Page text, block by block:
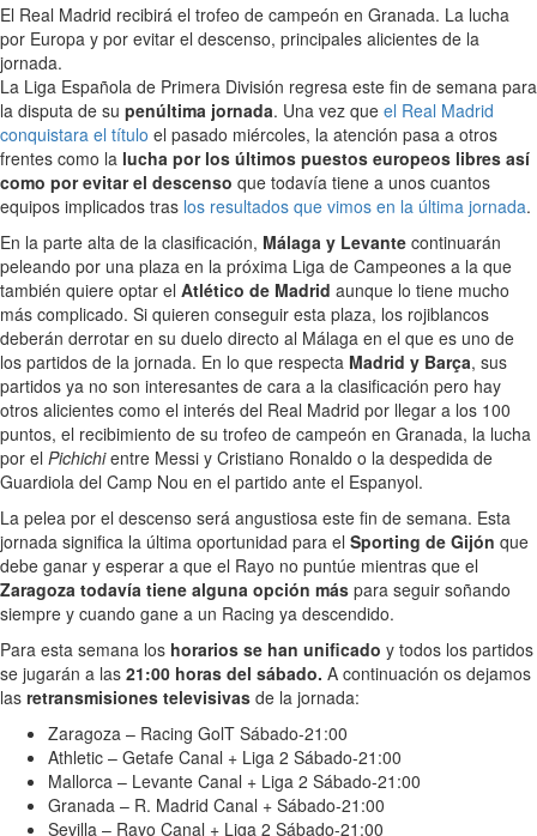
El Real Madrid recibirá el trofeo de campeón en Granada. La lucha
por Europa y por evitar el descenso, principales alicientes de la
jornada.
La Liga Española de Primera División regresa este fin de semana para
la disputa de su penúltima jornada. Una vez que el Real Madrid
conquistara el título el pasado miércoles, la atención pasa a otros
frentes como la lucha por los últimos puestos europeos libres así
como por evitar el descenso que todavía tiene a unos cuantos
equipos implicados tras los resultados que vimos en la última jornada.
En la parte alta de la clasificación, Málaga y Levante continuarán
peleando por una plaza en la próxima Liga de Campeones a la que
también quiere optar el Atlético de Madrid aunque lo tiene mucho
más complicado. Si quieren conseguir esta plaza, los rojiblancos
deberán derrotar en su duelo directo al Málaga en el que es uno de
los partidos de la jornada. En lo que respecta Madrid y Barça, sus
partidos ya no son interesantes de cara a la clasificación pero hay
otros alicientes como el interés del Real Madrid por llegar a los 100
puntos, el recibimiento de su trofeo de campeón en Granada, la lucha
por el Pichichientre Messi y Cristiano Ronaldo o la despedida de
Guardiola del Camp Nou en el partido ante el Espanyol.
La pelea por el descenso será angustiosa este fin de semana. Esta
jornada significa la última oportunidad para el Sporting de Gijón que
debe ganar y esperar a que el Rayo no puntúe mientras que el
Zaragoza todavía tiene alguna opción más para seguir soñando
siempre y cuando gane a un Racing ya descendido.
Para esta semana los horarios se han unificado y todos los partidos
se jugarán a las 21:00 horas del sábado. A continuación os dejamos
las retransmisiones televisivas de la jornada:
Zaragoza – Racing GolT Sábado-21:00
Athletic – Getafe Canal + Liga 2 Sábado-21:00
Mallorca – Levante Canal + Liga 2 Sábado-21:00
Granada – R. Madrid Canal + Sábado-21:00
Sevilla – Rayo Canal + Liga 2 Sábado-21:00